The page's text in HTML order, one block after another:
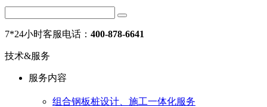
7*24小时客服电话： 400-878-6641
技术&服务
服务内容
组合钢板桩设计、施工一体化服务